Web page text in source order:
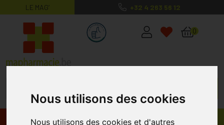
Nous utilisons des cookies
Nous utilisons des cookies et d'autres
LE MAG’ +32 4 263 56 12
MaPharmacie.be ma santé, mes
0
Promos Produits